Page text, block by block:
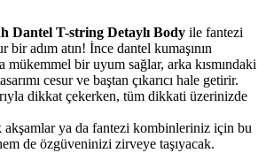
Dantel T-string Detaylı Body ile fantezi
bir adım atın! İnce dantel kumaşının
mükemmel bir uyum sağlar, arka kısmındaki
cesur ve baştan çıkarıcı hale getirir.
dikkat çekerken, tüm dikkati üzerinizde
akşamlar ya da fantezi kombinleriniz için bu
de özgüveninizi zirveye taşıyacak.